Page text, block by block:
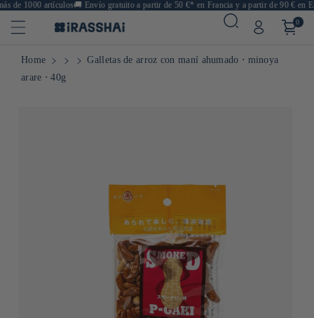
de 1000 artículos🚚Envío gratuito a partir de 50 €* en Francia y a partir de 90 € en
0
Home
Galletas de arroz con maní ahumado ⋅ minoya
arare ⋅ 40g